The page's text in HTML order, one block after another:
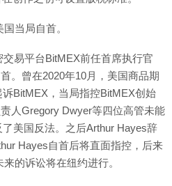
当局自首。
易平台BitMEX前任首席执行官
。曾在2020年10月，美国商品期
BitMEX，当局指控BitMEX创始
人Gregory Dwyer等四位高管未能
美国反法。之后Arthur Hayes辞
Hayes自首后将直面指控，后来
的诉讼将在纽约进行。